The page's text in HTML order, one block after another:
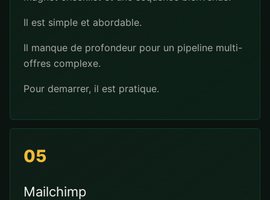
Il est simple et abordable.
Il manque de profondeur pour un pipeline multi-
offres complexe.
Pour demarrer, il est pratique.
05
Mailchimp